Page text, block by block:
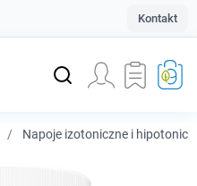
Kontakt
Napoje izotoniczne i